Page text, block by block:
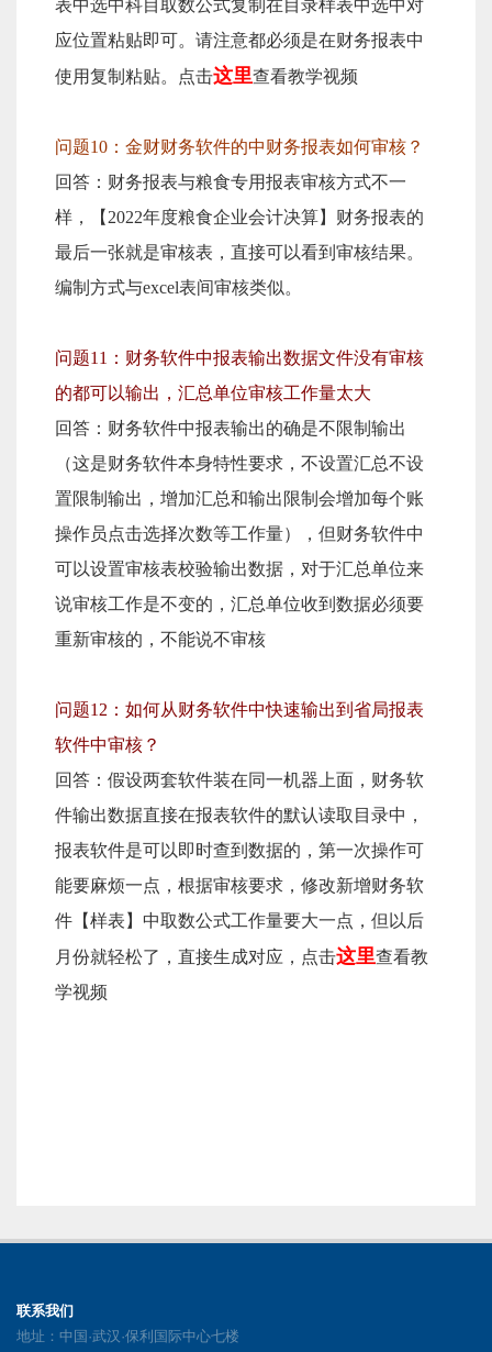
表中选中科目取数公式复制在目录样表中选中对
应位置粘贴即可。请注意都必须是在财务报表中
使用复制粘贴。点击这里查看教学视频
问题10：金财财务软件的中财务报表如何审核？
回答：财务报表与粮食专用报表审核方式不一
样，【2022年度粮食企业会计决算】财务报表的
最后一张就是审核表，直接可以看到审核结果。
编制方式与excel表间审核类似。
问题11：财务软件中报表输出数据文件没有审核
的都可以输出，汇总单位审核工作量太大
回答：财务软件中报表输出的确是不限制输出
（这是财务软件本身特性要求，不设置汇总不设
置限制输出，增加汇总和输出限制会增加每个账
操作员点击选择次数等工作量），但财务软件中
可以设置审核表校验输出数据，对于汇总单位来
说审核工作是不变的，汇总单位收到数据必须要
重新审核的，不能说不审核
问题12：如何从财务软件中快速输出到省局报表
软件中审核？
回答：假设两套软件装在同一机器上面，财务软
件输出数据直接在报表软件的默认读取目录中，
报表软件是可以即时查到数据的，第一次操作可
能要麻烦一点，根据审核要求，修改新增财务软
件【样表】中取数公式工作量要大一点，但以后
月份就轻松了，直接生成对应，点击这里查看教
学视频
联系我们
地址：中国·武汉·保利国际中心七楼